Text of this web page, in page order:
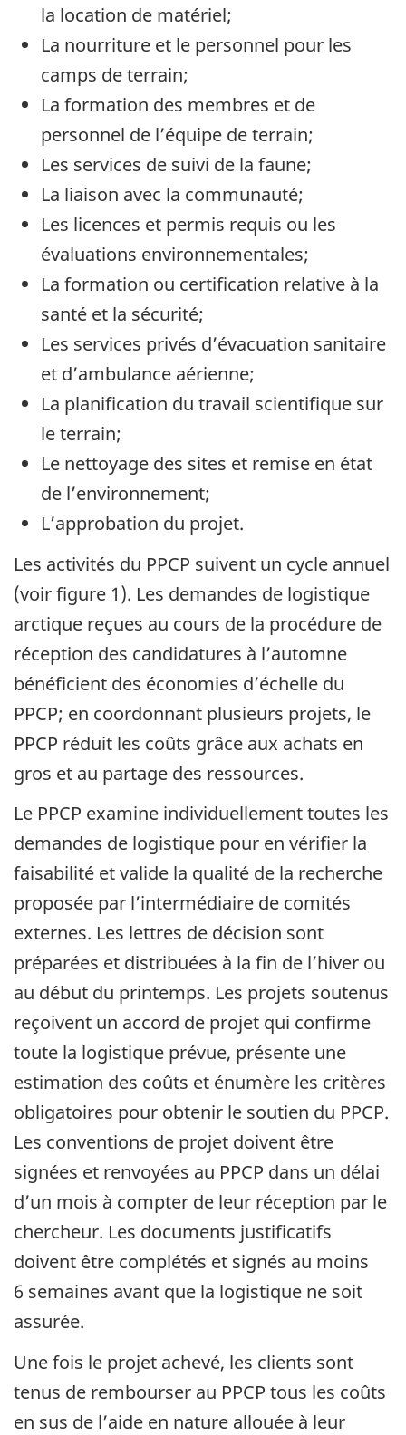
la location de matériel;
La nourriture et le personnel pour les
camps de terrain;
La formation des membres et de
personnel de l’équipe de terrain;
Les services de suivi de la faune;
La liaison avec la communauté;
Les licences et permis requis ou les
évaluations environnementales;
La formation ou certification relative à la
santé et la sécurité;
Les services privés d’évacuation sanitaire
et d’ambulance aérienne;
La planification du travail scientifique sur
le terrain;
Le nettoyage des sites et remise en état
de l’environnement;
L’approbation du projet.
Les activités du PPCP suivent un cycle annuel
(voir figure 1). Les demandes de logistique
arctique reçues au cours de la procédure de
réception des candidatures à l’automne
bénéficient des économies d’échelle du
PPCP; en coordonnant plusieurs projets, le
PPCP réduit les coûts grâce aux achats en
gros et au partage des ressources.
Le PPCP examine individuellement toutes les
demandes de logistique pour en vérifier la
faisabilité et valide la qualité de la recherche
proposée par l’intermédiaire de comités
externes. Les lettres de décision sont
préparées et distribuées à la fin de l’hiver ou
au début du printemps. Les projets soutenus
reçoivent un accord de projet qui confirme
toute la logistique prévue, présente une
estimation des coûts et énumère les critères
obligatoires pour obtenir le soutien du PPCP.
Les conventions de projet doivent être
signées et renvoyées au PPCP dans un délai
d’un mois à compter de leur réception par le
chercheur. Les documents justificatifs
doivent être complétés et signés au moins
6 semaines avant que la logistique ne soit
assurée.
Une fois le projet achevé, les clients sont
tenus de rembourser au PPCP tous les coûts
en sus de l’aide en nature allouée à leur